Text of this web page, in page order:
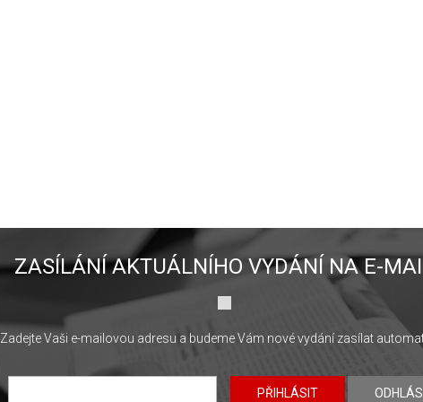
ZASÍLÁNÍ AKTUÁLNÍHO VYDÁNÍ NA E-
Zadejte Vaši e-mailovou adresu a budeme Vám nové vydání zasílat
PŘIHLÁSIT